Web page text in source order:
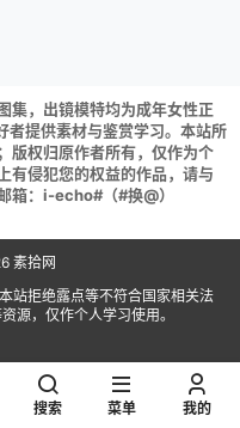
集，出镜模特均为成年女性正
者提供素材与鉴赏学习。本站所
版权归原作者所有，仅作为个
有侵犯您的权益的作品，请与
箱：i-echo#（#换@）
素拾网
站拒绝露点等不符合国家相关法
源，仅作个人学习使用。
搜索 菜单 我的